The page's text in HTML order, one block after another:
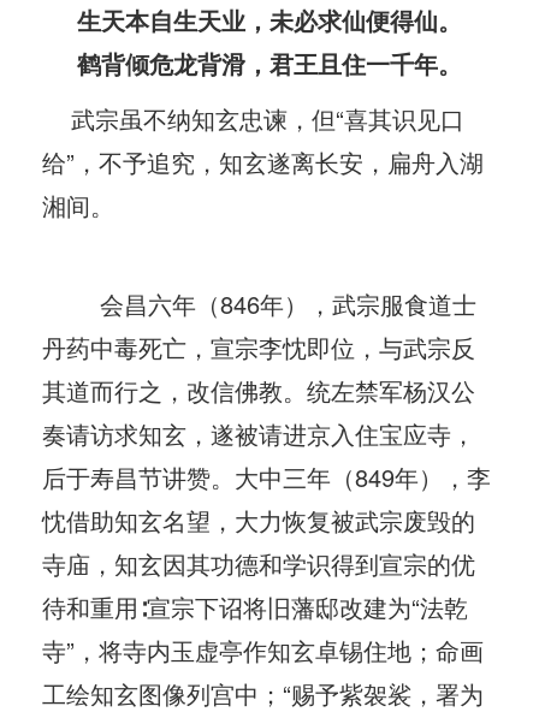
生天本自生天业，未必求仙便得仙。
鹤背倾危龙背滑，君王且住一千年。
武宗虽不纳知玄忠谏，但“喜其识见口
给”，不予追究，知玄遂离长安，扁舟入湖
湘间。
会昌六年（846年），武宗服食道士
丹药中毒死亡，宣宗李忱即位，与武宗反
其道而行之，改信佛教。统左禁军杨汉公
奏请访求知玄，遂被请进京入住宝应寺，
后于寿昌节讲赞。大中三年（849年），李
忱借助知玄名望，大力恢复被武宗废毁的
寺庙，知玄因其功德和学识得到宣宗的优
待和重用∶宣宗下诏将旧藩邸改建为“法乾
寺”，将寺内玉虚亭作知玄卓锡住地；命画
工绘知玄图像列宫中；“赐予紫袈裟，署为